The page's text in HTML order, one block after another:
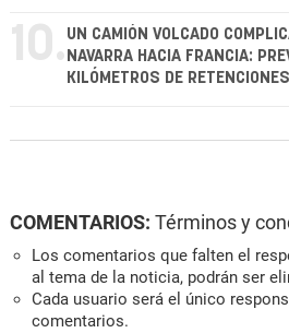
10. UN CAMIÓN VOLCADO
NAVARRA HACIA FRANCIA:
KILÓMETROS DE RETENCIONES
COMENTARIOS: Términos y
Los comentarios que falten el
al tema de la noticia, podrán ser
Cada usuario será el único
comentarios.